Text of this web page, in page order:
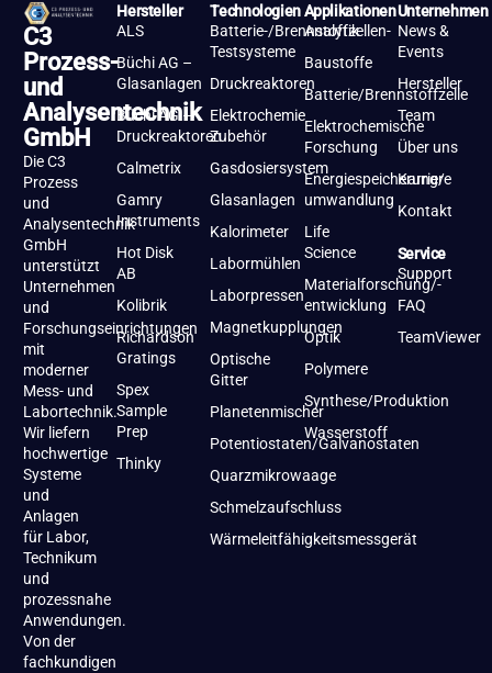
C3
Prozess-
und
Analysentechnik
GmbH
Die C3
Prozess
und
Analysentechnik
GmbH
unterstützt
Unternehmen
und
Forschungseinrichtungen
mit
moderner
Mess- und
Labortechnik.
Wir liefern
hochwertige
Systeme
und
Anlagen
für Labor,
Technikum
und
prozessnahe
Anwendungen.
Von der
fachkundigen
Hersteller
ALS
Büchi AG –
Glasanlagen
Büchi AG –
Druckreaktoren
Calmetrix
Gamry
Instruments
Hot Disk
AB
Kolibrik
Richardson
Gratings
Spex
Sample
Prep
Thinky
Technologien
Batterie-/Brennstoffzellen-
Testsysteme
Druckreaktoren
Elektrochemie
Zubehör
Gasdosiersystem
Glasanlagen
Kalorimeter
Labormühlen
Laborpressen
Magnetkupplungen
Optische
Gitter
Planetenmischer
Potentiostaten/Galvanostaten
Quarzmikrowaage
Schmelzaufschluss
Wärmeleitfähigkeitsmessgerät
Applikationen
Analytik
Baustoffe
Batterie/Brennstoffzelle
Elektrochemische
Forschung
Energiespeicherung/-
umwandlung
Life
Science
Materialforschung/-
entwicklung
Optik
Polymere
Synthese/Produktion
Wasserstoff
Unternehmen
News &
Events
Hersteller
Team
Über uns
Karriere
Kontakt
Service
Support
FAQ
TeamViewer